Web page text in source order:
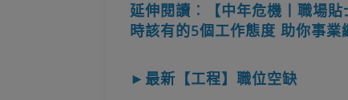
延伸閱讀︰【中年危機丨職場
時該有的5個工作態度 助你事業
►最新【工程】職位空缺